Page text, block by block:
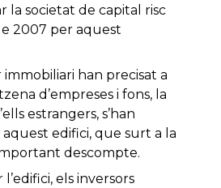
la societat de capital risc
2007 per aquest
han precisat a
d’empreses i fons, la
estrangers, s’han
edifici, que surt a la
descompte.
els inversors